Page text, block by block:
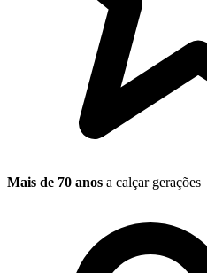
Mais de 70 anos a calçar gerações